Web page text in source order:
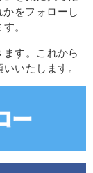
をフォローし
。
す。これから
いたします。